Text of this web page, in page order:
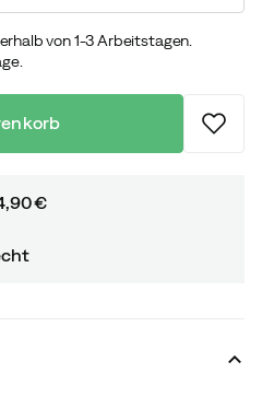
von 1-3 Arbeitstagen.
€